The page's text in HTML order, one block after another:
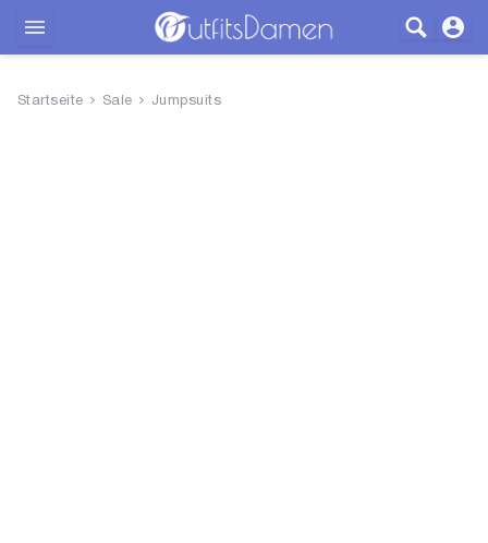
Startseite Sale Jumpsuits